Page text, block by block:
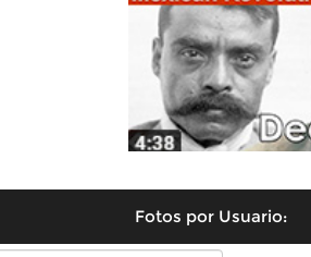
Fotos por Usuario: